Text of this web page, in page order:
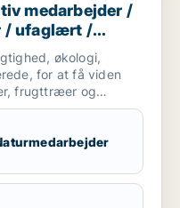
medarbejder /
/ ufaglært /
økologi,
for at få viden
frugttræer og
for en mulig
fleksibel og
at give en hånd